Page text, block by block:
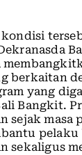
berkaitan
yang
Bangkit.
sejak masa
sekaligus